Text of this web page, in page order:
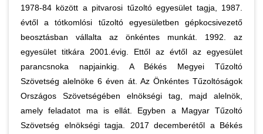
1978-84 között a pitvarosi tűzoltó egyesület tagja, 1987.
évtől a tótkomlósi tűzoltó egyesületben gépkocsivezető
beosztásban vállalta az önkéntes munkát. 1992. az
egyesület titkára 2001.évig. Ettől az évtől az egyesület
parancsnoka napjainkig. A Békés Megyei Tűzoltó
Szövetség alelnöke 6 éven át. Az Önkéntes Tűzoltóságok
Országos Szövetségében elnökségi tag, majd alelnök,
amely feladatot ma is ellát. Egyben a Magyar Tűzoltó
Szövetség elnökségi tagja. 2017 decemberétől a Békés